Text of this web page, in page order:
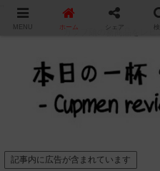
カップ麺の新商品をレビ
記事内に広告が含まれています
MENU ホーム シェア